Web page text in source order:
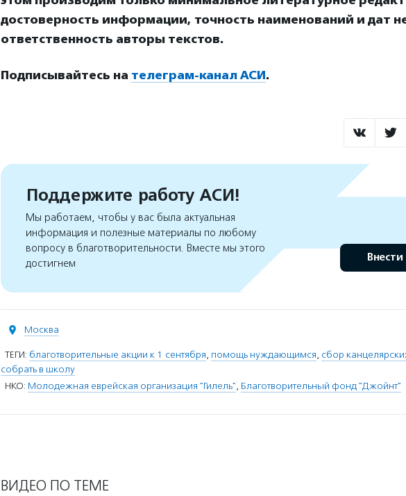
достоверность информации, точность наименований и дат
ответственность авторы текстов.
Подписывайтесь на телеграм-канал АСИ.
Поддержите работу АСИ!
Мы работаем, чтобы у вас была актуальная
информация и полезные материалы по любому
вопросу в благотворительности. Вместе мы этого
достигнем
Внести
Москва
ТЕГИ: благотворительные акции к 1 сентября, помощь нуждающимся, сбор
собрать в школу
НКО: Молодежная еврейская организация "Гилель", Благотворительный фонд "Джойнт"
ВИДЕО ПО ТЕМЕ